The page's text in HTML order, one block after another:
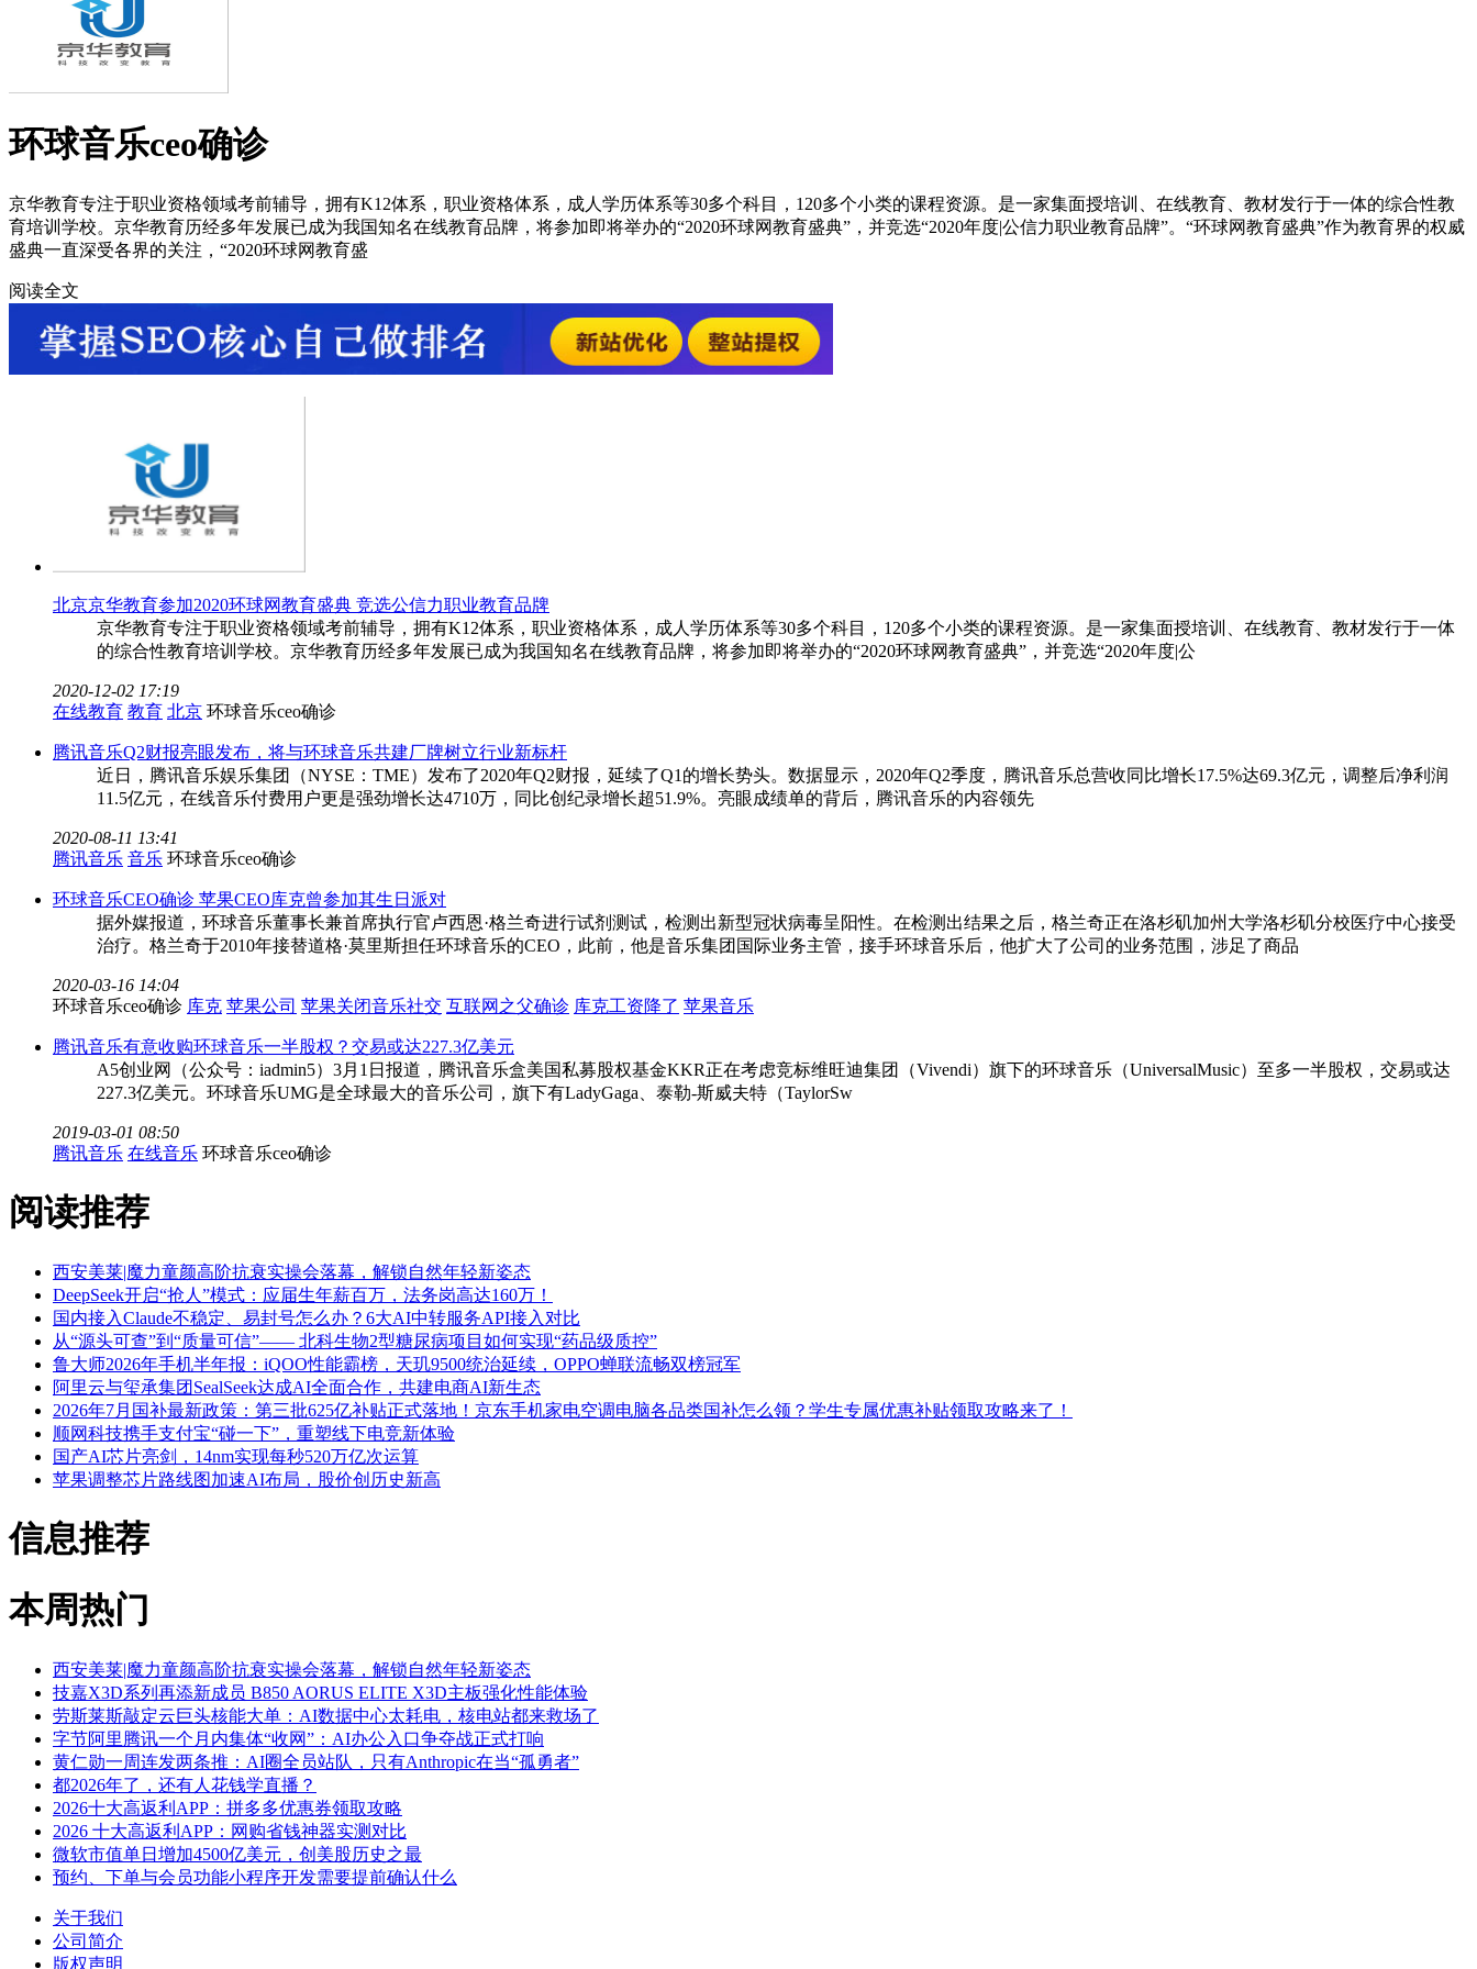
环球音乐ceo确诊
京华教育专注于职业资格领域考前辅导，拥有K12体系，职业资格体系，成人学历体系等30多个科目，120多个小类的课程资源。是一家集面授培训、在线教育、教材发行于一体的综合性教
育培训学校。京华教育历经多年发展已成为我国知名在线教育品牌，将参加即将举办的“2020环球网教育盛典”，并竞选“2020年度|公信力职业教育品牌”。“环球网教育盛典”作为教育界的权威
盛典一直深受各界的关注，“2020环球网教育盛
阅读全文
北京京华教育参加2020环球网教育盛典 竞选公信力职业教育品牌
京华教育专注于职业资格领域考前辅导，拥有K12体系，职业资格体系，成人学历体系等30多个科目，120多个小类的课程资源。是一家集面授培训、在线教育、教材发行于一体
的综合性教育培训学校。京华教育历经多年发展已成为我国知名在线教育品牌，将参加即将举办的“2020环球网教育盛典”，并竞选“2020年度|公
2020-12-02 17:19
在线教育 教育 北京 环球音乐ceo确诊
腾讯音乐Q2财报亮眼发布，将与环球音乐共建厂牌树立行业新标杆
近日，腾讯音乐娱乐集团（NYSE：TME）发布了2020年Q2财报，延续了Q1的增长势头。数据显示，2020年Q2季度，腾讯音乐总营收同比增长17.5%达69.3亿元，调整后净利润
11.5亿元，在线音乐付费用户更是强劲增长达4710万，同比创纪录增长超51.9%。亮眼成绩单的背后，腾讯音乐的内容领先
2020-08-11 13:41
腾讯音乐 音乐 环球音乐ceo确诊
环球音乐CEO确诊 苹果CEO库克曾参加其生日派对
据外媒报道，环球音乐董事长兼首席执行官卢西恩·格兰奇进行试剂测试，检测出新型冠状病毒呈阳性。在检测出结果之后，格兰奇正在洛杉矶加州大学洛杉矶分校医疗中心接受
治疗。格兰奇于2010年接替道格·莫里斯担任环球音乐的CEO，此前，他是音乐集团国际业务主管，接手环球音乐后，他扩大了公司的业务范围，涉足了商品
2020-03-16 14:04
环球音乐ceo确诊 库克 苹果公司 苹果关闭音乐社交 互联网之父确诊 库克工资降了 苹果音乐
腾讯音乐有意收购环球音乐一半股权？交易或达227.3亿美元
A5创业网（公众号：iadmin5）3月1日报道，腾讯音乐盒美国私募股权基金KKR正在考虑竞标维旺迪集团（Vivendi）旗下的环球音乐（UniversalMusic）至多一半股权，交易或达
227.3亿美元。环球音乐UMG是全球最大的音乐公司，旗下有LadyGaga、泰勒-斯威夫特（TaylorSw
2019-03-01 08:50
腾讯音乐 在线音乐 环球音乐ceo确诊
阅读推荐
西安美莱|魔力童颜高阶抗衰实操会落幕，解锁自然年轻新姿态
DeepSeek开启“抢人”模式：应届生年薪百万，法务岗高达160万！
国内接入Claude不稳定、易封号怎么办？6大AI中转服务API接入对比
从“源头可查”到“质量可信”—— 北科生物2型糖尿病项目如何实现“药品级质控”
鲁大师2026年手机半年报：iQOO性能霸榜，天玑9500统治延续，OPPO蝉联流畅双榜冠军
阿里云与玺承集团SealSeek达成AI全面合作，共建电商AI新生态
2026年7月国补最新政策：第三批625亿补贴正式落地！京东手机家电空调电脑各品类国补怎么领？学生专属优惠补贴领取攻略来了！
顺网科技携手支付宝“碰一下”，重塑线下电竞新体验
国产AI芯片亮剑，14nm实现每秒520万亿次运算
苹果调整芯片路线图加速AI布局，股价创历史新高
信息推荐
本周热门
西安美莱|魔力童颜高阶抗衰实操会落幕，解锁自然年轻新姿态
技嘉X3D系列再添新成员 B850 AORUS ELITE X3D主板强化性能体验
劳斯莱斯敲定云巨头核能大单：AI数据中心太耗电，核电站都来救场了
字节阿里腾讯一个月内集体“收网”：AI办公入口争夺战正式打响
黄仁勋一周连发两条推：AI圈全员站队，只有Anthropic在当“孤勇者”
都2026年了，还有人花钱学直播？
2026十大高返利APP：拼多多优惠券领取攻略
2026 十大高返利APP：网购省钱神器实测对比
微软市值单日增加4500亿美元，创美股历史之最
预约、下单与会员功能小程序开发需要提前确认什么
关于我们
公司简介
版权声明